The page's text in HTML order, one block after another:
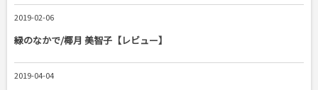
2019-02-06
緑のなかで/椰月 美智子【レビュー】
2019-04-04